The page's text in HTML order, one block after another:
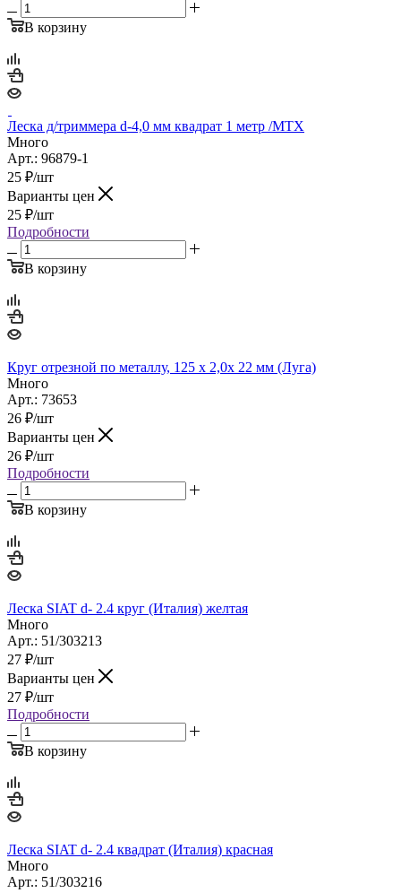
В корзину
Леска д/триммера d-4,0 мм квадрат 1 метр /MTX
Много
Арт.: 96879-1
25 ₽/шт
Варианты цен
25 ₽/шт
Подробности
В корзину
Круг отрезной по металлу, 125 х 2,0х 22 мм (Луга)
Много
Арт.: 73653
26 ₽/шт
Варианты цен
26 ₽/шт
Подробности
В корзину
Леска SIAT d- 2.4 круг (Италия) желтая
Много
Арт.: 51/303213
27 ₽/шт
Варианты цен
27 ₽/шт
Подробности
В корзину
Леска SIAT d- 2.4 квадрат (Италия) красная
Много
Арт.: 51/303216